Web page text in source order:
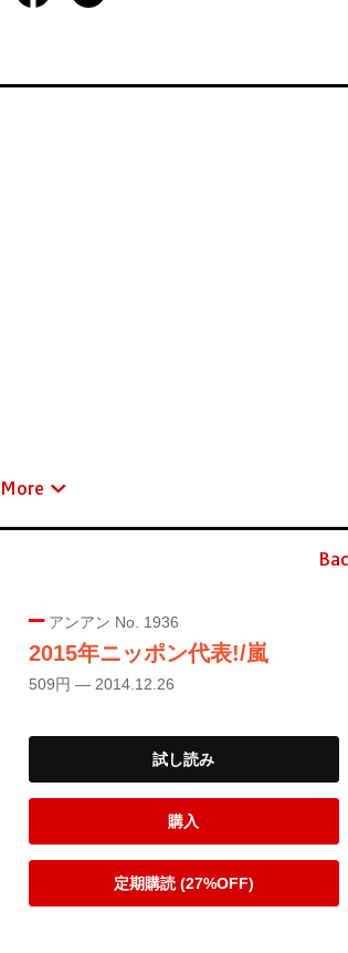
アンアン No. 1936
2015年ニッポン代表!/嵐
509円 — 2014.12.26
試し読み
購入
定期購読 (27%OFF)